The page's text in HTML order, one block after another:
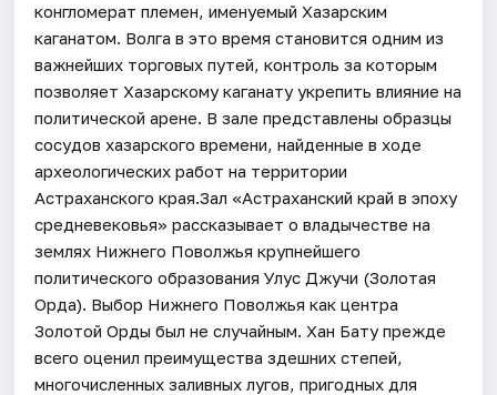
конгломерат племен, именуемый Хазарским
каганатом. Волга в это время становится одним из
важнейших торговых путей, контроль за которым
позволяет Хазарскому каганату укрепить влияние на
политической арене. В зале представлены образцы
сосудов хазарского времени, найденные в ходе
археологических работ на территории
Астраханского края.Зал «Астраханский край в эпоху
средневековья» рассказывает о владычестве на
землях Нижнего Поволжья крупнейшего
политического образования Улус Джучи (Золотая
Орда). Выбор Нижнего Поволжья как центра
Золотой Орды был не случайным. Хан Бату прежде
всего оценил преимущества здешних степей,
многочисленных заливных лугов, пригодных для